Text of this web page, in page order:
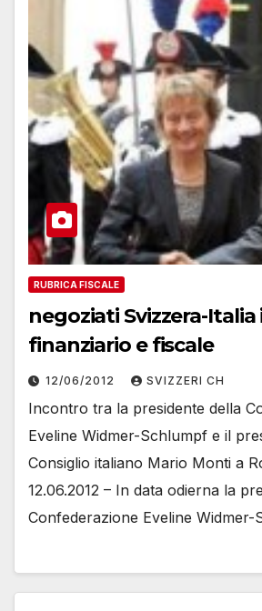
RUBRICA FISCALE
negoziati Svizzera-
finanziario e fiscale
12/06/2012 SVIZZERI CH
Incontro tra la presidente della
Eveline Widmer-Schlumpf e il
Consiglio italiano Mario Monti a
12.06.2012 – In data odierna la
Confederazione Eveline